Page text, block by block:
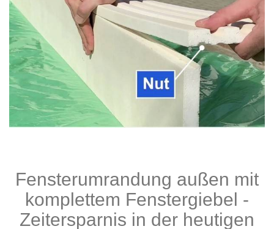
Fensterumrandung außen mit
komplettem Fenstergiebel -
Zeitersparnis in der heutigen